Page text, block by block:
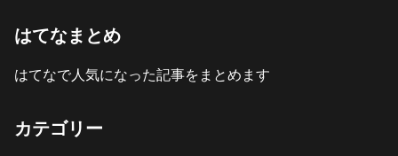
はてなまとめ
はてなで人気になった記事をまとめます
カテゴリー